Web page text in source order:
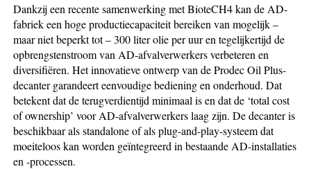
Dankzij een recente samenwerking met BioteCH4 kan de AD-
fabriek een hoge productiecapaciteit bereiken van mogelijk –
maar niet beperkt tot – 300 liter olie per uur en tegelijkertijd de
opbrengstenstroom van AD-afvalverwerkers verbeteren en
diversifiëren. Het innovatieve ontwerp van de Prodec Oil Plus-
decanter garandeert eenvoudige bediening en onderhoud. Dat
betekent dat de terugverdientijd minimaal is en dat de ‘total cost
of ownership’ voor AD-afvalverwerkers laag zijn. De decanter is
beschikbaar als standalone of als plug-and-play-systeem dat
moeiteloos kan worden geïntegreerd in bestaande AD-installaties
en -processen.